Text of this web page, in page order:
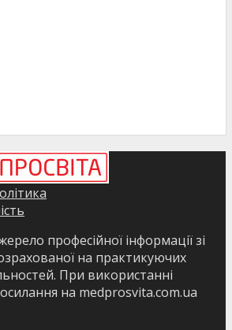
професійної інформації зі
на практикуючих
При використанні
на medprosvita.com.ua